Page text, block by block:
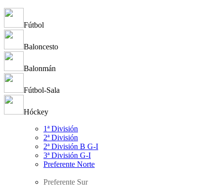
Fútbol
Baloncesto
Balonmán
Fútbol-Sala
Hóckey
1ª División
2ª División
2ª División B G-I
3ª División G-I
Preferente Norte
Preferente Sur